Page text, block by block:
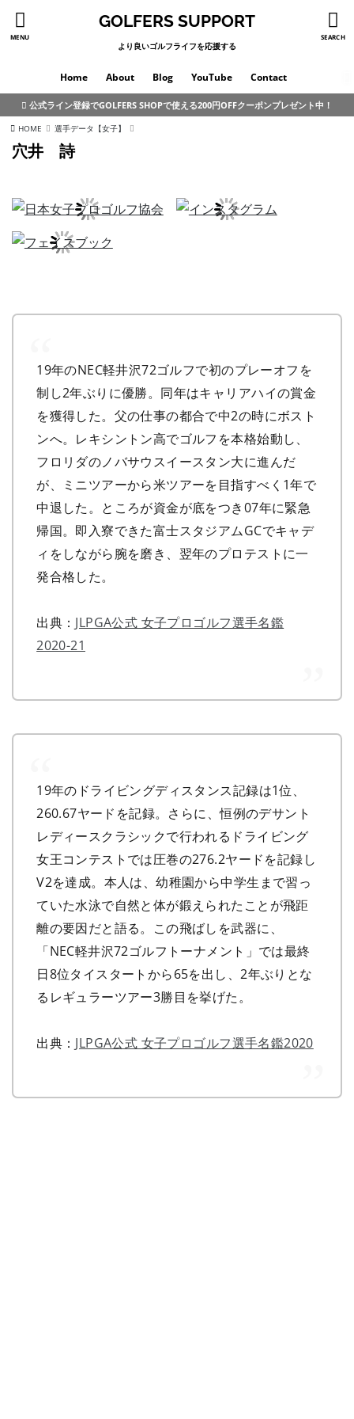
MENU SEARCH
GOLFERS SUPPORT
より良いゴルフライフを応援する
Home About Blog YouTube Contact
公式ライン登録でGOLFERS SHOPで使える200円OFFクーポンプレゼント中！
HOME 選手データ【女子】
穴井 詩
19年のNEC軽井沢72ゴルフで初のプレーオフを
制し2年ぶりに優勝。同年はキャリアハイの賞金
を獲得した。父の仕事の都合で中2の時にボスト
ンへ。レキシントン高でゴルフを本格始動し、
フロリダのノバサウスイースタン大に進んだ
が、ミニツアーから米ツアーを目指すべく1年で
中退した。ところが資金が底をつき07年に緊急
帰国。即入寮できた富士スタジアムGCでキャデ
ィをしながら腕を磨き、翌年のプロテストに一
発合格した。
出典： JLPGA公式 女子プロゴルフ選手名鑑
2020-21
19年のドライビングディスタンス記録は1位、
260.67ヤードを記録。さらに、恒例のデサント
レディースクラシックで行われるドライビング
女王コンテストでは圧巻の276.2ヤードを記録し
V2を達成。本人は、幼稚園から中学生まで習っ
ていた水泳で自然と体が鍛えられたことが飛距
離の要因だと語る。この飛ばしを武器に、
「NEC軽井沢72ゴルフトーナメント」では最終
日8位タイスタートから65を出し、2年ぶりとな
るレギュラーツアー3勝目を挙げた。
出典： JLPGA公式 女子プロゴルフ選手名鑑2020